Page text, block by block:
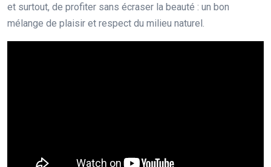
et surtout, de profiter sans écraser la beauté : un bon
mélange de plaisir et respect du milieu naturel.